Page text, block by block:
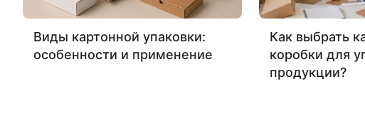
Виды картонной упаковки:
особенности и применение
Как выбрать
коробки для
продукции?